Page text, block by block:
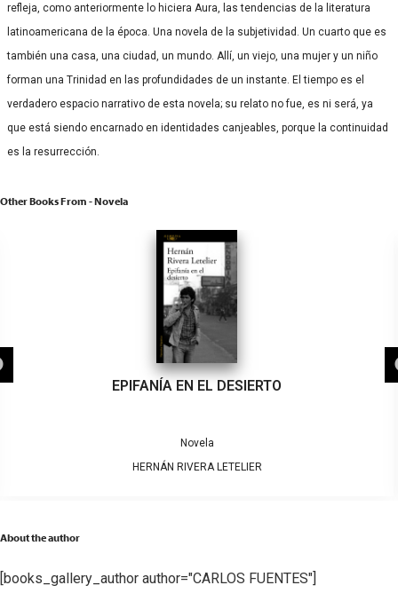
refleja, como anteriormente lo hiciera Aura, las tendencias de la literatura
latinoamericana de la época. Una novela de la subjetividad. Un cuarto que es
también una casa, una ciudad, un mundo. Allí, un viejo, una mujer y un niño
forman una Trinidad en las profundidades de un instante. El tiempo es el
verdadero espacio narrativo de esta novela; su relato no fue, es ni será, ya
que está siendo encarnado en identidades canjeables, porque la continuidad
es la resurrección.
Other Books From - Novela
EPIFANÍA EN EL DESIERTO
Novela
HERNÁN RIVERA LETELIER
About the author
[books_gallery_author author="CARLOS FUENTES"]